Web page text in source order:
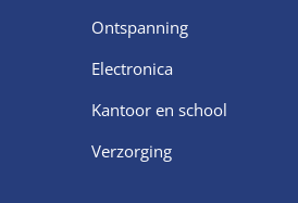
Ontspanning
Electronica
Kantoor en school
Verzorging